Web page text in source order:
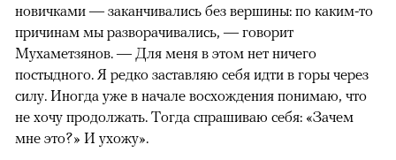
новичками — заканчивались без вершины: по каким-то
причинам мы разворачивались, — говорит
Мухаметзянов. — Для меня в этом нет ничего
постыдного. Я редко заставляю себя идти в горы через
силу. Иногда уже в начале восхождения понимаю, что
не хочу продолжать. Тогда спрашиваю себя: «Зачем
мне это?» И ухожу».